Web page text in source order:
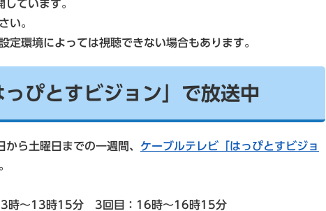
ています。
い。
環境によっては視聴できない場合もあります。
ぴとすビジョン」で放送中
ら土曜日までの一週間、 ケーブルテレビ「はっぴとすビジョ
時～13時15分 3回目：16時～16時15分